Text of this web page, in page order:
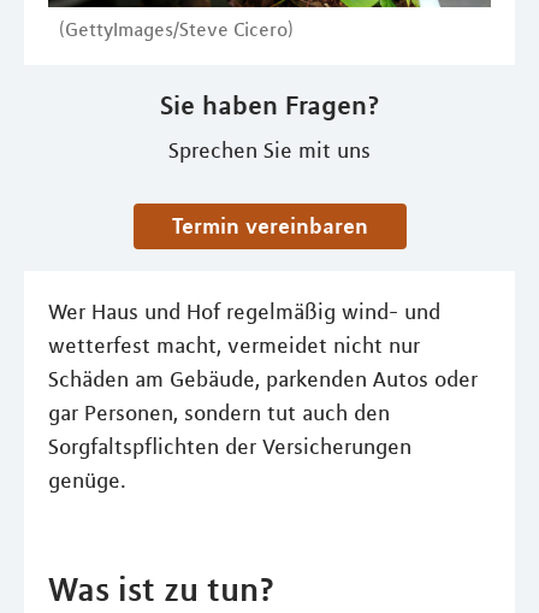
(GettyImages/Steve Cicero)
Sie haben Fragen?
Sprechen Sie mit uns
Termin vereinbaren
Wer Haus und Hof regelmäßig wind- und
wetterfest macht, vermeidet nicht nur
Schäden am Gebäude, parkenden Autos oder
gar Personen, sondern tut auch den
Sorgfaltspflichten der Versicherungen
genüge.
Was ist zu tun?